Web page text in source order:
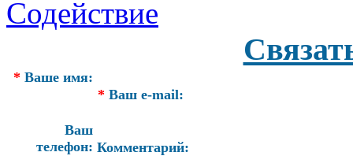
* Ваше имя:
* Ваш e-mail:
Ваш
телефон: Комментарий: